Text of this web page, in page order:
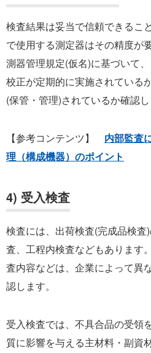
検査結果は妥当で信頼できるこ
で使用する測定器はその精度が
測器管理規定(仮名)に基づいて
校正が定期的に実施されている
(保管・管理)されているか確認し
【参考コンテンツ】 内部監査
理（構成機器）のポイント
4) 受入検査
検査には、出荷検査(完成品検
査、工程内検査などもあります
査内容などは、企業によって異
認します。
受入検査では、不具合品の受領
質に影響を与える主材料・副資